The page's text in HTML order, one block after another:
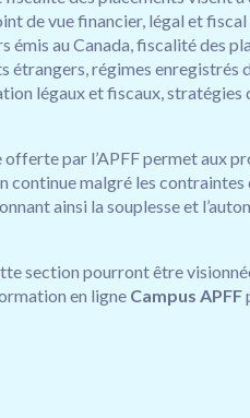
de vue financier, légal et
émis au Canada, fiscalité des
étrangers, régimes enregistrés
légaux et fiscaux, stratégies
par l’APFF permet aux
continue malgré les contraintes
ainsi la souplesse et
section pourront être
en ligne Campus APFF